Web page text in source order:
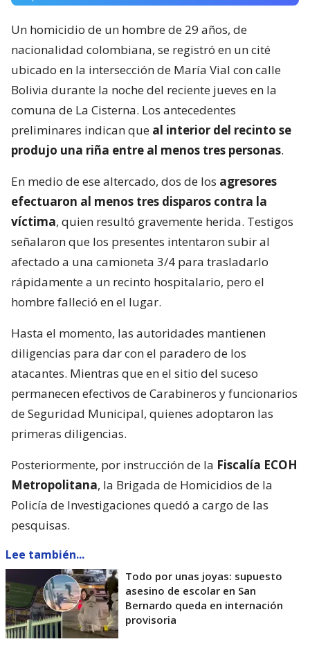
Un homicidio de un hombre de 29 años, de
nacionalidad colombiana, se registró en un cité
ubicado en la intersección de María Vial con calle
Bolivia durante la noche del reciente jueves en la
comuna de La Cisterna. Los antecedentes
preliminares indican que al interior del recinto se
produjo una riña entre al menos tres personas.
En medio de ese altercado, dos de los agresores
efectuaron al menos tres disparos contra la
víctima, quien resultó gravemente herida. Testigos
señalaron que los presentes intentaron subir al
afectado a una camioneta 3/4 para trasladarlo
rápidamente a un recinto hospitalario, pero el
hombre falleció en el lugar.
Hasta el momento, las autoridades mantienen
diligencias para dar con el paradero de los
atacantes. Mientras que en el sitio del suceso
permanecen efectivos de Carabineros y funcionarios
de Seguridad Municipal, quienes adoptaron las
primeras diligencias.
Posteriormente, por instrucción de la Fiscalía ECOH
Metropolitana, la Brigada de Homicidios de la
Policía de Investigaciones quedó a cargo de las
pesquisas.
Lee también...
Todo por unas joyas: supuesto
asesino de escolar en San
Bernardo queda en internación
provisoria